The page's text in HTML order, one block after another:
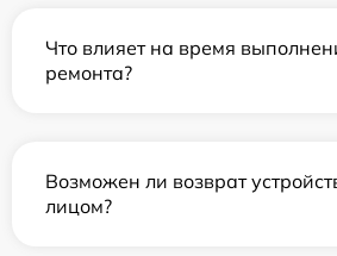
Что влияет на время
ремонта?
Возможен ли возврат
лицом?